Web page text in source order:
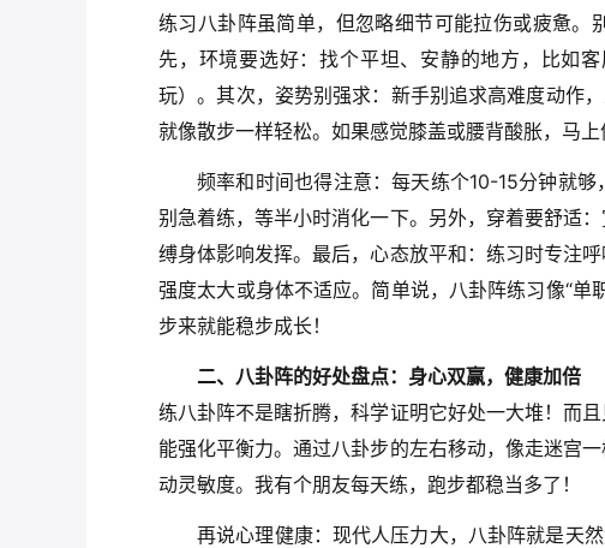
练习八卦阵虽简单，但忽略细节可能拉伤或疲惫
先，环境要选好：找个平坦、安静的地方，比如
玩）。其次，姿势别强求：新手别追求高难度动作
就像散步一样轻松。如果感觉膝盖或腰背酸胀，马
频率和时间也得注意：每天练个10-15分钟就
别急着练，等半小时消化一下。另外，穿着要舒适
缚身体影响发挥。最后，心态放平和：练习时专注
强度太大或身体不适应。简单说，八卦阵练习像“
步来就能稳步成长！
二、八卦阵的好处盘点：身心双赢，健康加倍
练八卦阵不是瞎折腾，科学证明它好处一大堆！而
能强化平衡力。通过八卦步的左右移动，像走迷宫
动灵敏度。我有个朋友每天练，跑步都稳当多了！
再说心理健康：现代人压力大，八卦阵就是天